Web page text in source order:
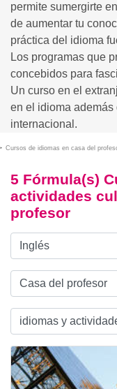
permite sumergirte
de aumentar tu
práctica del idioma
Los programas que
concebidos para
Un curso en el
en el idioma
internacional.
Cursos de idiomas en casa del
5 Fórmula(s)
actividades
profesor